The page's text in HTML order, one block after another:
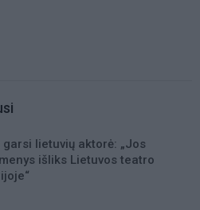
garsi lietuvių aktorė: „Jos
išliks Lietuvos teatro